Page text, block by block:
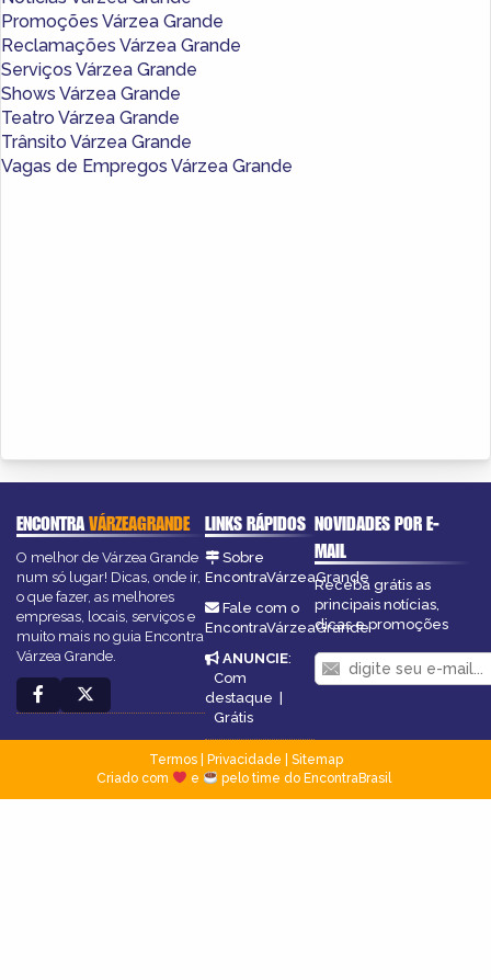
Promoções Várzea Grande
Reclamações Várzea Grande
Serviços Várzea Grande
Shows Várzea Grande
Teatro Várzea Grande
Trânsito Várzea Grande
Vagas de Empregos Várzea Grande
ENCONTRAVÁRZEAGRANDE
O melhor de Várzea Grande
num só lugar! Dicas, onde ir,
o que fazer, as melhores
empresas, locais, serviços e
muito mais no guia Encontra
Várzea Grande.
LINKS RÁPIDOS
Sobre
EncontraVárzeaGrande
Fale com o
EncontraVárzeaGrande
ANUNCIE:
Com
destaque
Grátis
NOVIDADES POR E-
MAIL
Receba grátis as
principais notícias,
dicas e promoções
Termos| Privacidade
Sitemap
Criado com
e pelo time do EncontraBrasil